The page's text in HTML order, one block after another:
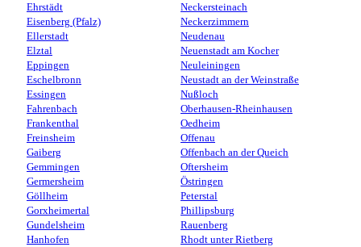
Ehrstädt
Eisenberg (Pfalz)
Ellerstadt
Elztal
Eppingen
Eschelbronn
Essingen
Fahrenbach
Frankenthal
Freinsheim
Gaiberg
Gemmingen
Germersheim
Göllheim
Gorxheimertal
Gundelsheim
Hanhofen
Neckersteinach
Neckerzimmern
Neudenau
Neuenstadt am Kocher
Neuleiningen
Neustadt an der Weinstraße
Nußloch
Oberhausen-Rheinhausen
Oedheim
Offenau
Offenbach an der Queich
Oftersheim
Östringen
Peterstal
Phillipsburg
Rauenberg
Rhodt unter Rietberg